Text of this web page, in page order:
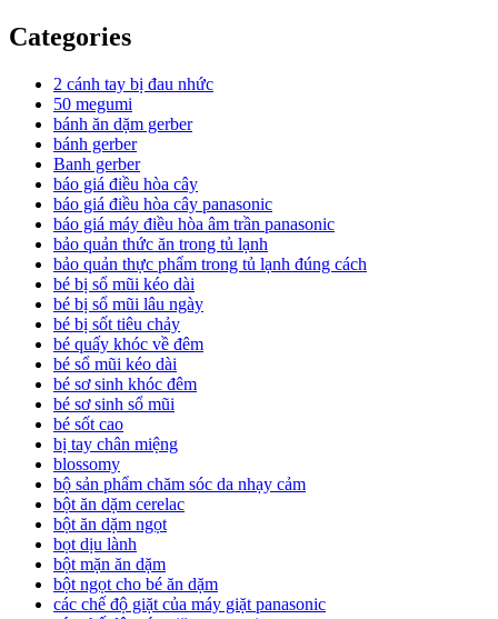
Categories
2 cánh tay bị đau nhức
50 megumi
bánh ăn dặm gerber
bánh gerber
Banh gerber
báo giá điều hòa cây
báo giá điều hòa cây panasonic
báo giá máy điều hòa âm trần panasonic
bảo quản thức ăn trong tủ lạnh
bảo quản thực phẩm trong tủ lạnh đúng cách
bé bị sổ mũi kéo dài
bé bị sổ mũi lâu ngày
bé bị sốt tiêu chảy
bé quấy khóc về đêm
bé sổ mũi kéo dài
bé sơ sinh khóc đêm
bé sơ sinh sổ mũi
bé sốt cao
bị tay chân miệng
blossomy
bộ sản phẩm chăm sóc da nhạy cảm
bột ăn dặm cerelac
bột ăn dặm ngọt
bọt dịu lành
bột mặn ăn dặm
bột ngọt cho bé ăn dặm
các chế độ giặt của máy giặt panasonic